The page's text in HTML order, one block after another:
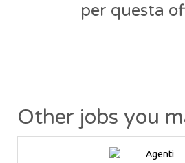
per questa
Other jobs you